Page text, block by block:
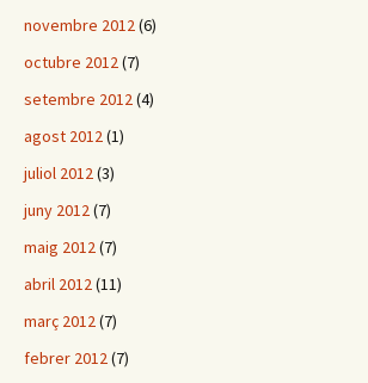
novembre 2012(6)
octubre 2012(7)
setembre 2012(4)
agost 2012(1)
juliol 2012(3)
juny 2012(7)
maig 2012(7)
abril 2012(11)
març 2012(7)
febrer 2012(7)